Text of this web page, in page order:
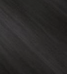
2.0